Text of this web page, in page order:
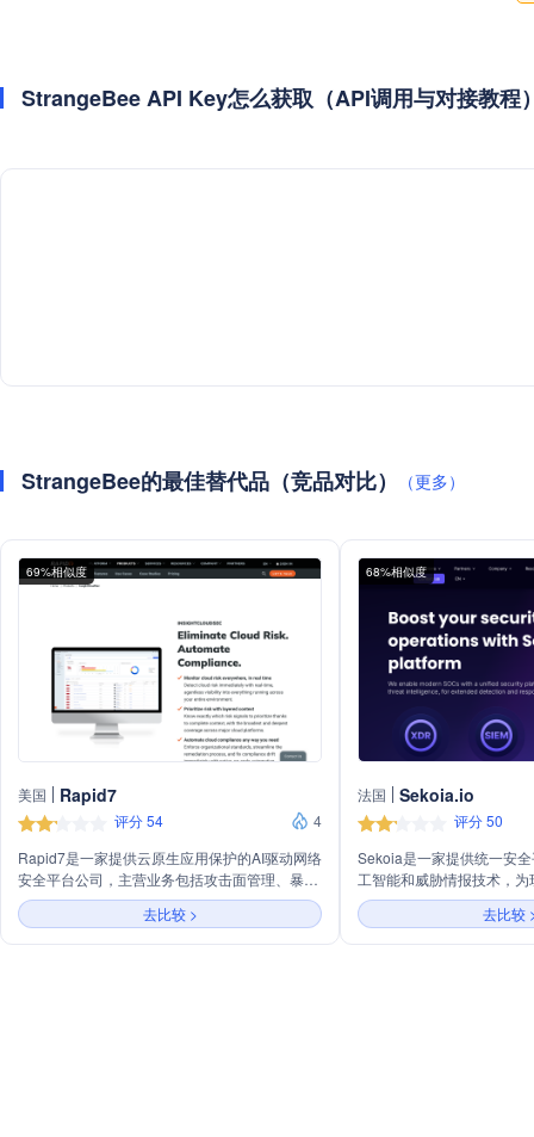
StrangeBee API Key怎么获取（API调用与对接教程
StrangeBee的最佳替代品（竞品对比） （更多）
69%相似度
美国 Rapid7
评分 54
4
Rapid7是一家提供云原生应用保护的AI驱动网络
安全平台公司，主营业务包括攻击面管理、暴露
管理、检测与响应等。公司通过其产品如
InsightCloudSec、InsightIDR和Threat
Command等，为客户提供全面的网络安全解决
去比较 >
68%相似度
法国 Sekoia.io
评分 50
Sekoia是一家提供统一安
工智能和威胁情报技术，
（SOC）提供扩展的检测
业务包括Sekoia Defend、
等产品，以及与多种安全
去比较